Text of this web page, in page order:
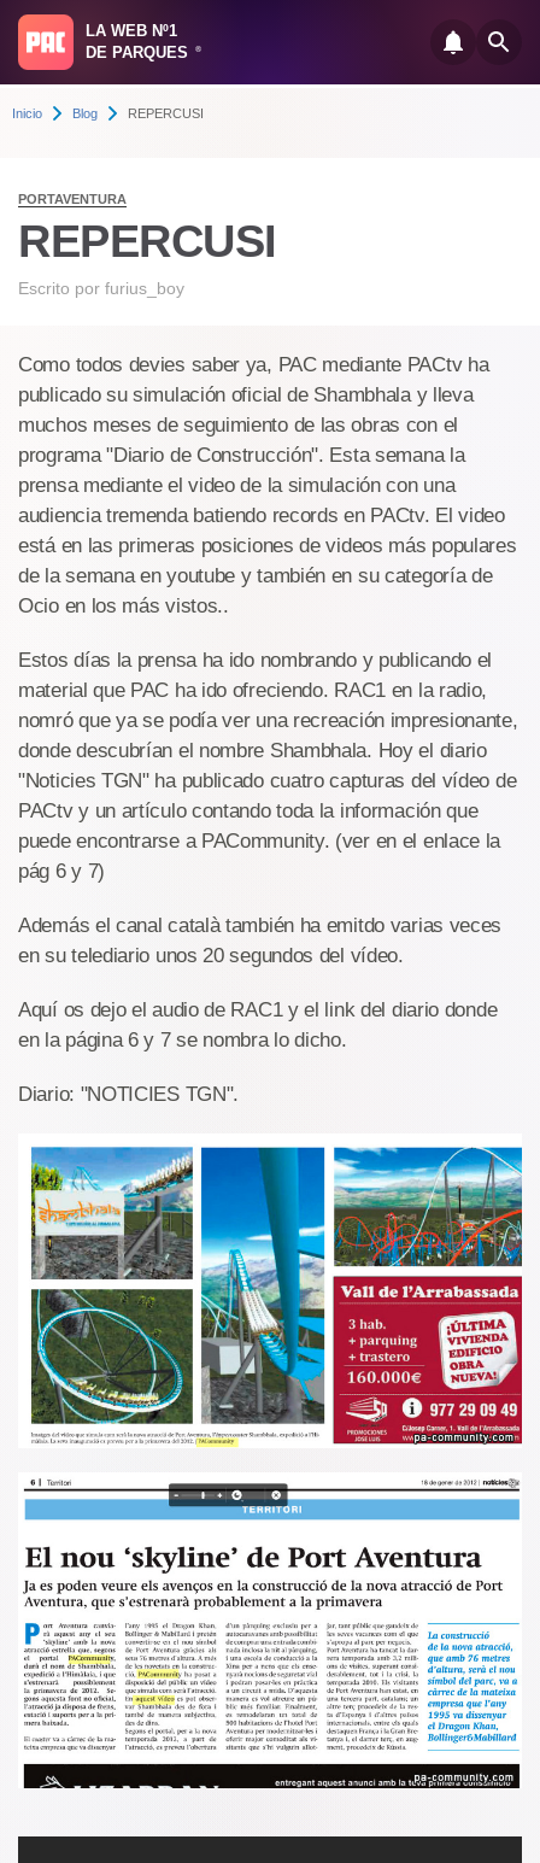
LA WEB Nº1
DE PARQUES
®
Inicio Blog REPERCUSI
PORTAVENTURA
REPERCUSI
Escrito por furius_boy
Como todos devies saber ya, PAC mediante PACtv ha
publicado su simulación oficial de Shambhala y lleva
muchos meses de seguimiento de las obras con el
programa "Diario de Construcción". Esta semana la
prensa mediante el video de la simulación con una
audiencia tremenda batiendo records en PACtv. El video
está en las primeras posiciones de videos más populares
de la semana en youtube y también en su categoría de
Ocio en los más vistos..
Estos días la prensa ha ido nombrando y publicando el
material que PAC ha ido ofreciendo. RAC1 en la radio,
nomró que ya se podía ver una recreación impresionante,
donde descubrían el nombre Shambhala. Hoy el diario
"Noticies TGN" ha publicado cuatro capturas del vídeo de
PACtv y un artículo contando toda la información que
puede encontrarse a PACommunity. (ver en el enlace la
pág 6 y 7)
Además el canal català también ha emitdo varias veces
en su telediario unos 20 segundos del vídeo.
Aquí os dejo el audio de RAC1 y el link del diario donde
en la página 6 y 7 se nombra lo dicho.
Diario: "NOTICIES TGN".